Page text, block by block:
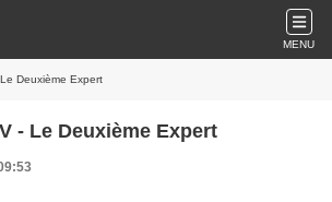
MENU
Deuxième Expert
- Le Deuxième Expert